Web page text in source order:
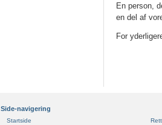
En person,
en del af
For
Side-navigering
Startside